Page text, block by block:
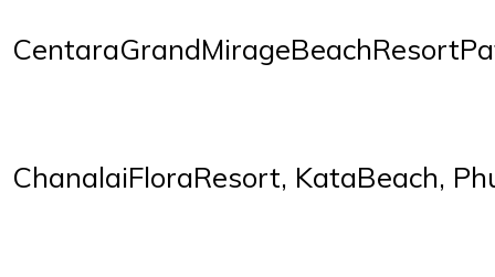
ChanalaiFloraResort, KataBeach,